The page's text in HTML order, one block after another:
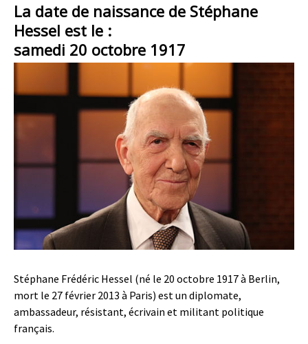
La date de naissance de Stéphane
Hessel est le :
samedi 20 octobre 1917
Stéphane Frédéric Hessel (né le 20 octobre 1917 à Berlin,
mort le 27 février 2013 à Paris) est un diplomate,
ambassadeur, résistant, écrivain et militant politique
français.